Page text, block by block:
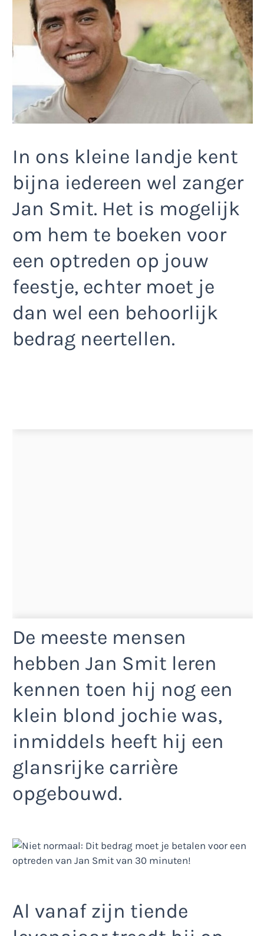
In ons kleine landje kent
bijna iedereen wel zanger
Jan Smit. Het is mogelijk
om hem te boeken voor
een optreden op jouw
feestje, echter moet je
dan wel een behoorlijk
bedrag neertellen.
De meeste mensen
hebben Jan Smit leren
kennen toen hij nog een
klein blond jochie was,
inmiddels heeft hij een
glansrijke carrière
opgebouwd.
Al vanaf zijn tiende